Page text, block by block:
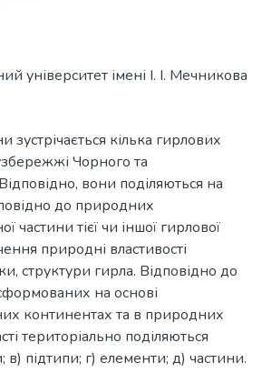
університет імені І. І. Мечникова
зустрічається кілька гирлових
Чорного та
вони поділяються на
до природних
частини тієї чи іншої гирлової
природні властивості
структури гирла. Відповідно до
на основі
континентах та в природних
територіально поділяються
в) підтипи; г) елементи; д) частини.